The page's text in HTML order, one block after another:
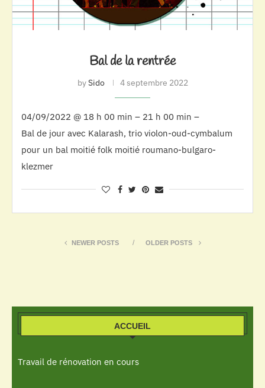
Bal de la rentrée
bySido 4 septembre 2022
04/09/2022 @ 18 h 00 min – 21 h 00 min –
Bal de jour avec Kalarash, trio violon-oud-cymbalum
pour un bal moitié folk moitié roumano-bulgaro-
klezmer
NEWER POSTS OLDER POSTS
ACCUEIL
Travail de rénovation en cours